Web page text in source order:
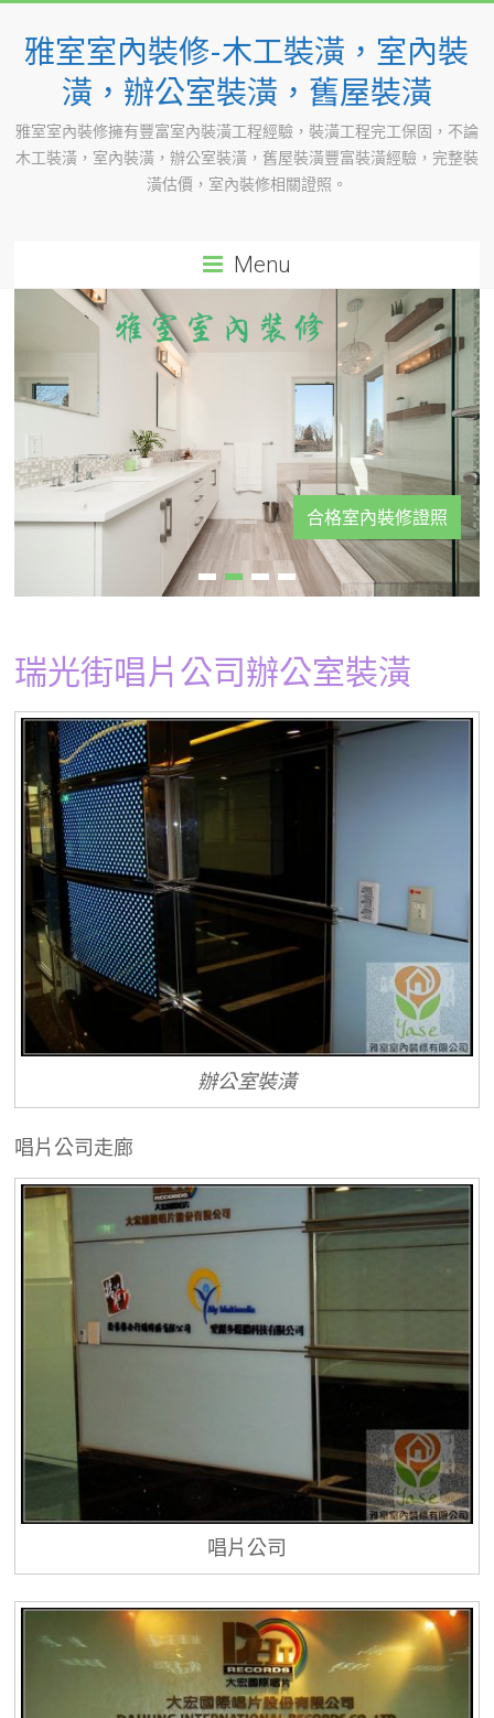
content
雅室室內裝修-木工裝潢，室內裝
潢，辦公室裝潢，舊屋裝潢
雅室室內裝修擁有豐富室內裝潢工程經驗，裝潢工程完工保固，不論
木工裝潢，室內裝潢，辦公室裝潢，舊屋裝潢豐富裝潢經驗，完整裝
潢估價，室內裝修相關證照。
Menu
合格室內裝修證照
瑞光街唱片公司辦公室裝潢
辦公室裝潢
唱片公司走廊
唱片公司